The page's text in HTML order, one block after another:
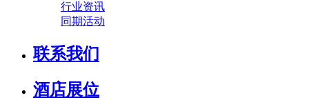
行业资讯
同期活动
联系我们
酒店展位